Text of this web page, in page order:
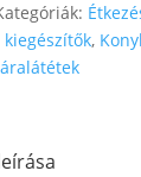
kiegészítők,